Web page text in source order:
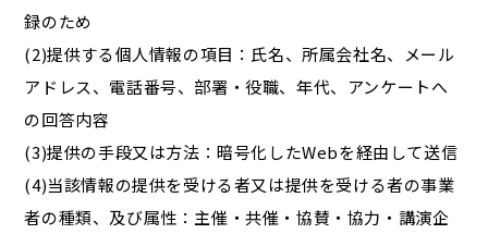
録のため
(2)提供する個人情報の項目：氏名、所属会社名、メール
アドレス、電話番号、部署・役職、年代、アンケートへ
の回答内容
(3)提供の手段又は方法：暗号化したWebを経由して送信
(4)当該情報の提供を受ける者又は提供を受ける者の事業
者の種類、及び属性：主催・共催・協賛・協力・講演企